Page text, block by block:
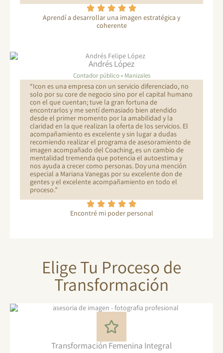
Aprendí a desarrollar una imagen estratégica y
coherente
Andrés López
Contador público • Manizales
“Icon es una empresa con un servicio diferenciado, no
solo por su core de negocio sino por el capital humano
con el que cuentan; tuve la gran fortuna de
encontrarlos y me sentí demasiado bien atendido
desde el primer momento por la amabilidad y la
claridad en la que realizan la oferta de los servicios. El
acompañamiento es excelente y sin lugar a dudas
recomiendo realizar el programa de asesoramiento de
imagen acompañado del Coaching, es un cambio de
mentalidad tremenda que potencia el autoestima y
nos ayuda a crecer como personas. Doy una mención
especial a Mariana Vanegas por su excelente don de
gentes y el excelente acompañamiento en todo el
proceso.”
Encontré mi poder personal
Elige Tu Proceso de
Transformación
Transformación Femenina Integral